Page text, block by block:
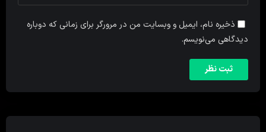
ذخیره نام، ایمیل و وبسایت من در مرورگر برای زمانی که دوباره
دیدگاهی می‌نویسم.